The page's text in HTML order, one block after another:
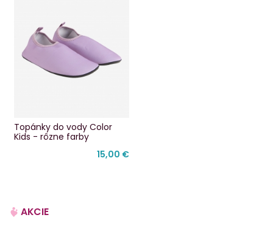
Topánky do vody Color
Kids - rôzne farby
15,00 €
AKCIE